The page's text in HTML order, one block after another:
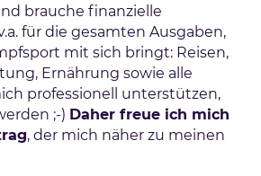
brauche finanzielle
für die gesamten Ausgaben,
mit sich bringt: Reisen,
Ernährung sowie alle
professionell unterstützen,
;-) Daher freue ich mich
, der mich näher zu meinen